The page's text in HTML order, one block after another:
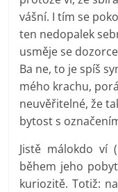
vášní. I tím se
ten nedopalek
usměje se
Ba ne, to je spíš
mého krachu,
neuvěřitelné, že
bytost s
Jistě málokdo ví
během jeho
kuriozitě. Totiž: